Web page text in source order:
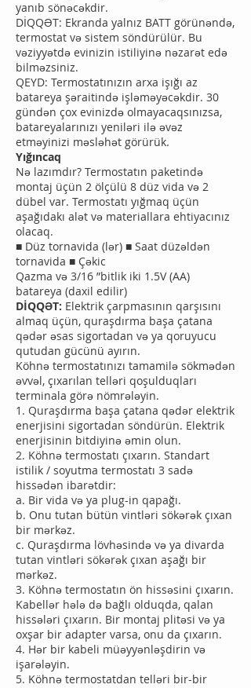
yanıb sönəcəkdir.
DİQQƏT: Ekranda yalnız BATT görünəndə,
termostat və sistem söndürülür. Bu
vəziyyətdə evinizin istiliyinə nəzarət edə
bilməzsiniz.
QEYD: Termostatınızın arxa işığı az
batareya şəraitində işləməyəcəkdir. 30
gündən çox evinizdə olmayacaqsınızsa,
batareyalarınızı yeniləri ilə əvəz
etməyinizi məsləhət görürük.
Yığıncaq
Nə lazımdır? Termostatın paketində
montaj üçün 2 ölçülü 8 düz vida və 2
dübel var. Termostatı yığmaq üçün
aşağıdakı alət və materiallara ehtiyacınız
olacaq.
■ Düz tornavida (lər) ■ Saat düzəldən
tornavida ■ Çəkic
Qazma və 3/16 ”bitlik iki 1.5V (AA)
batareya (daxil edilir)
DİQQƏT: Elektrik çarpmasının qarşısını
almaq üçün, quraşdırma başa çatana
qədər əsas sigortadan və ya qoruyucu
qutudan gücünü ayırın.
Köhnə termostatınızı tamamilə sökmədən
əvvəl, çıxarılan telləri qoşulduqları
terminala görə nömrələyin.
1. Quraşdırma başa çatana qədər elektrik
enerjisini sigortadan söndürün. Elektrik
enerjisinin bitdiyinə əmin olun.
2. Köhnə termostatı çıxarın. Standart
istilik / soyutma termostatı 3 sadə
hissədən ibarətdir:
a. Bir vida və ya plug-in qapağı.
b. Onu tutan bütün vintləri sökərək çıxan
bir mərkəz.
c. Quraşdırma lövhəsində və ya divarda
tutan vintləri sökərək çıxan aşağı bir
mərkəz.
3. Köhnə termostatın ön hissəsini çıxarın.
Kabellər hələ də bağlı olduqda, qalan
hissələri çıxarın. Bir montaj plitəsi və ya
oxşar bir adapter varsa, onu da çıxarın.
4. Hər bir kabeli müəyyənləşdirin və
işarələyin.
5. Köhnə termostatdan telləri bir-bir